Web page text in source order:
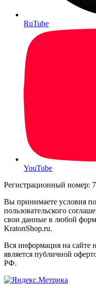
RuTube
YouTube
Регистрационный номер:
Вы принимаете условия
пользовательского
свои данные в любой
KratonShop.ru.
Вся информация на сайте
является публичной
РФ.